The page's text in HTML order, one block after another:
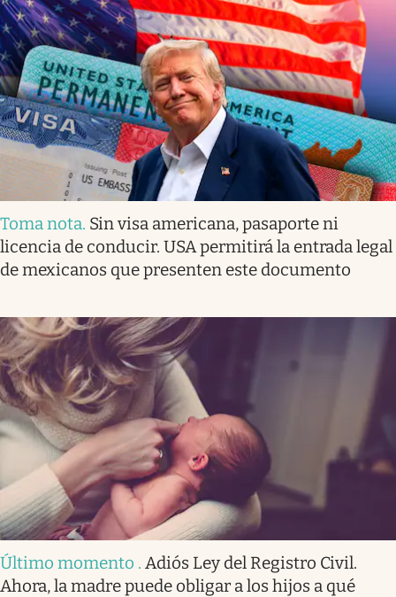
Toma nota. Sin visa americana, pasaporte ni
licencia de conducir. USA permitirá la entrada legal
de mexicanos que presenten este documento
Último momento . Adiós Ley del Registro Civil.
Ahora, la madre puede obligar a los hijos a qué